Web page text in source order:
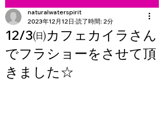
12/3㈰カフェカイラさん
でフラショーをさせて頂
きました☆
naturalwaterspirit
2023年12月12日 読了時間: 2分